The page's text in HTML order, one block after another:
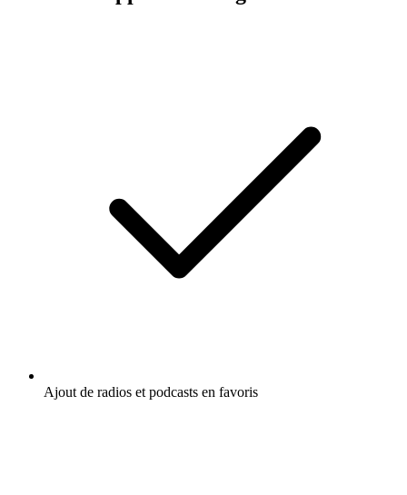
Ajout de radios et podcasts en favoris